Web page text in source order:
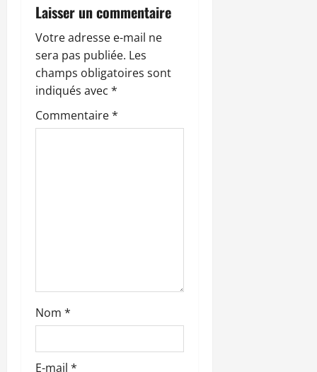
o
n
d
’
l
e
Laisser un commentaire
Votre adresse e-mail ne
sera pas publiée. Les
champs obligatoires sont
indiqués avec *
Commentaire*
Nom *
E-mail *